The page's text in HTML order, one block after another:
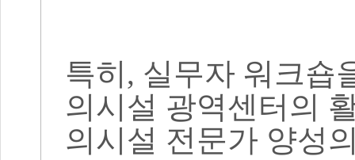
특히, 실무자 워크숍
의시설 광역센터의
의시설 전문가 양성